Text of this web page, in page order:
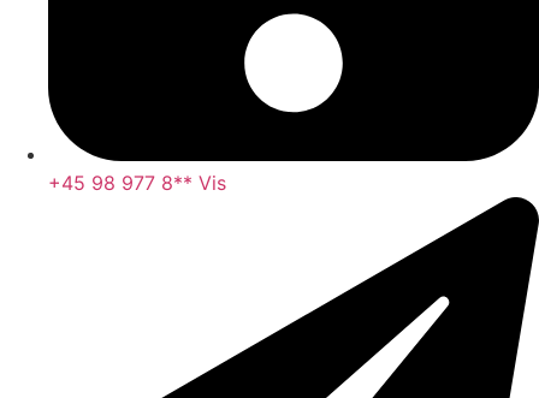
+45 98 977 8** Vis